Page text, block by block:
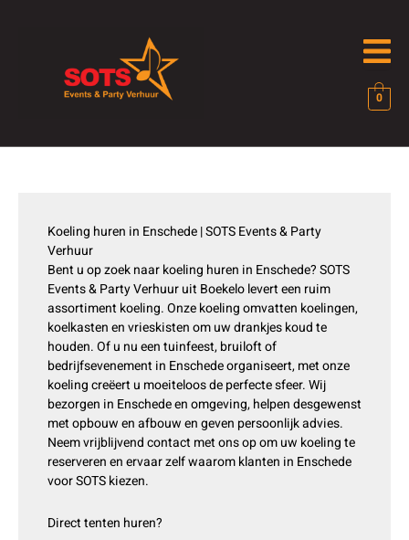
0
Koeling huren in Enschede | SOTS Events & Party
Verhuur
Bent u op zoek naar koeling huren in Enschede? SOTS
Events & Party Verhuur uit Boekelo levert een ruim
assortiment koeling. Onze koeling omvatten koelingen,
koelkasten en vrieskisten om uw drankjes koud te
houden. Of u nu een tuinfeest, bruiloft of
bedrijfsevenement in Enschede organiseert, met onze
koeling creëert u moeiteloos de perfecte sfeer. Wij
bezorgen in Enschede en omgeving, helpen desgewenst
met opbouw en afbouw en geven persoonlijk advies.
Neem vrijblijvend contact met ons op om uw koeling te
reserveren en ervaar zelf waarom klanten in Enschede
voor SOTS kiezen.
Direct tenten huren?